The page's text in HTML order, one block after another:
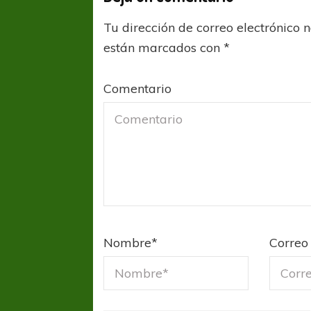
Tu dirección de correo electrónico
están marcados con*
Comentario
Nombre*
FÚTBOL FEMENINO
REGIONAL AMATEUR
jugará ante Estrella del Sur en el
FÚTBOL
LIGA DE
Las campeonas